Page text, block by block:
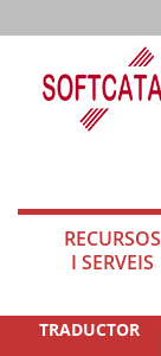
RECURSOS
I SERVEIS
TRADUCTOR